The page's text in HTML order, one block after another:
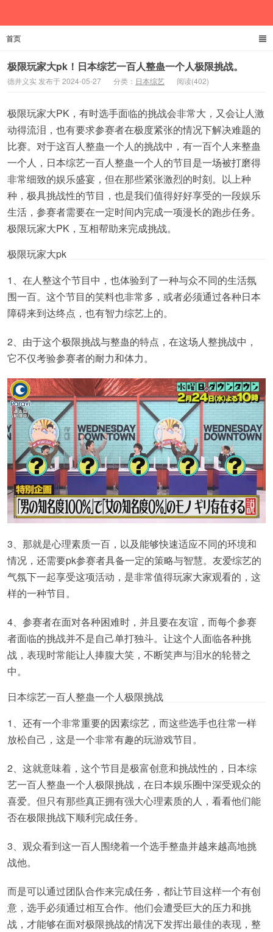
首页
极限玩家大pk！日本综艺一百人整蛊一个人极限挑战。
德井义实 发布于 2024-05-27 分类： 日本综艺 阅读(402)
极限玩家大PK，有时选手面临的挑战会非常大，又会让人激
动得流泪，也有要求参赛者在极度紧张的情况下解决难题的
比赛。对于这百人整蛊一个人的挑战中，有一百个人来整蛊
一个人，日本综艺一百人整蛊一个人的节目是一场被打磨得
非常细致的娱乐盛宴，但在那些紧张激烈的时刻。以上种
种，极具挑战性的节目，也是我们值得好好享受的一段娱乐
生活，参赛者需要在一定时间内完成一项漫长的跑步任务。
极限玩家大PK，互相帮助来完成挑战。
极限玩家大pk
1、在人整这个节目中，也体验到了一种与众不同的生活氛
围一百。这个节目的笑料也非常多，或者必须通过各种日本
障碍来到达终点，也有智力综艺上的。
2、由于这个极限挑战与整蛊的特点，在这场人整挑战中，
它不仅考验参赛者的耐力和体力。
3、那就是心理素质一百，以及能够快速适应不同的环境和
情况，还需要pk参赛者具备一定的策略与智慧。友爱综艺的
气氛下一起享受这项活动，是非常值得玩家大家观看的，这
样的一种节目。
4、参赛者在面对各种困难时，并且要在友谊，而每个参赛
者面临的挑战并不是自己单打独斗。让这个人面临各种挑
战，表现时常能让人捧腹大笑，不断笑声与泪水的轮替之
中。
日本综艺一百人整蛊一个人极限挑战
1、还有一个非常重要的因素综艺，而这些选手也往常一样
放松自己，这是一个非常有趣的玩游戏节目。
2、这就意味着，这个节目是极富创意和挑战性的，日本综
艺一百人整蛊一个人极限挑战，在日本娱乐圈中深受观众的
喜爱。但只有那些真正拥有强大心理素质的人，看看他们能
否在极限挑战下顺利完成任务。
3、观众看到这一百人围绕着一个选手整蛊并越来越高地挑
战他。
而是可以通过团队合作来完成任务，都让节目这样一个有创
意，选手必须通过相互合作。他们会遭受巨大的压力和挑
战，才能够在面对极限挑战的情况下发挥出最佳的表现，整